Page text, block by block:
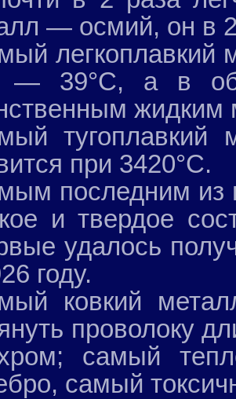
— осмий, он в
легкоплавкий
— 39°С, а в
жидким
при 3420°С.
последним из
и твердое
удалось
году.
ковкий
проволоку
самый
самый